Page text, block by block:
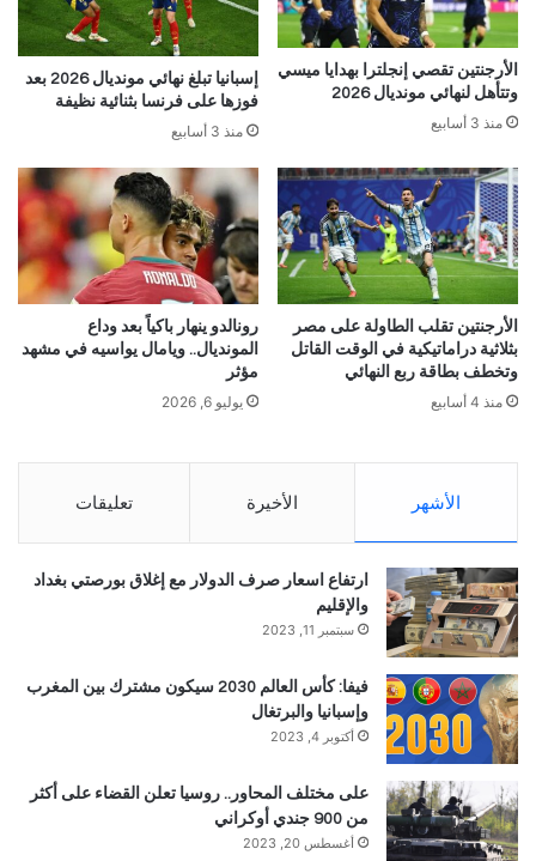
الأرجنتين تقصي إنجلترا بهدايا ميسي
وتتأهل لنهائي مونديال 2026
منذ 3 أسابيع
إسبانيا تبلغ نهائي مونديال 2026 بعد
فوزها على فرنسا بثنائية نظيفة
منذ 3 أسابيع
الأرجنتين تقلب الطاولة على مصر
بثلاثية دراماتيكية في الوقت القاتل
وتخطف بطاقة ربع النهائي
منذ 4 أسابيع
رونالدو ينهار باكياً بعد وداع
المونديال.. ويامال يواسيه في مشهد
مؤثر
يوليو 6, 2026
الأشهر الأخيرة تعليقات
ارتفاع اسعار صرف الدولار مع إغلاق بورصتي بغداد
والإقليم
سبتمبر 11, 2023
فيفا: كأس العالم 2030 سيكون مشترك بين المغرب
وإسبانيا والبرتغال
أكتوبر 4, 2023
على مختلف المحاور.. روسيا تعلن القضاء على أكثر
من 900 جندي أوكراني
أغسطس 20, 2023